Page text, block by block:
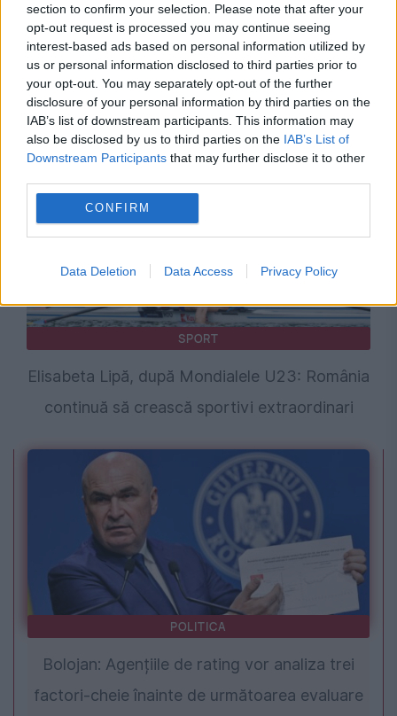
section to confirm your selection. Please note that after your
opt-out request is processed you may continue seeing
interest-based ads based on personal information utilized by
us or personal information disclosed to third parties prior to
your opt-out. You may separately opt-out of the further
disclosure of your personal information by third parties on the
IAB’s list of downstream participants. This information may
also be disclosed by us to third parties on the IAB’s List of
Downstream Participants that may further disclose it to other
CONFIRM
Data Deletion Data Access Privacy Policy
SPORT
România, liderul Europei la canotaj. Sportivii
tricolori au cucerit opt medalii la Varese
SPORT
Elisabeta Lipă, după Mondialele U23: România
continuă să crească sportivi extraordinari
POLITICA
Bolojan: Agențiile de rating vor analiza trei
factori-cheie înainte de următoarea evaluare